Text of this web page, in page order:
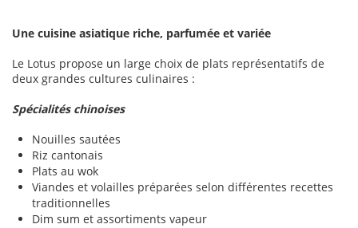
Une cuisine asiatique riche, parfumée et variée
Le Lotus propose un large choix de plats représentatifs de
deux grandes cultures culinaires :
Spécialités chinoises
Nouilles sautées
Riz cantonais
Plats au wok
Viandes et volailles préparées selon différentes recettes
traditionnelles
Dim sum et assortiments vapeur